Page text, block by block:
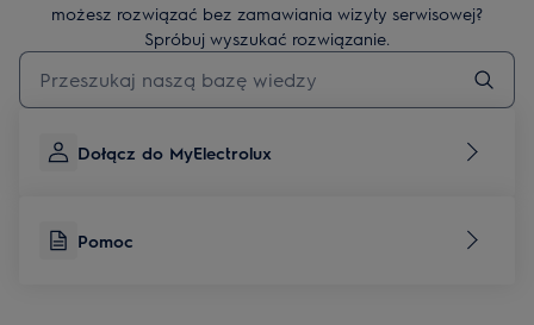
możesz rozwiązać bez zamawiania wizyty serwisowej?
Spróbuj wyszukać rozwiązanie.
Wpisz, aby wyszukać artykuł dotyczący pomocy
Dołącz do MyElectrolux
Pomoc